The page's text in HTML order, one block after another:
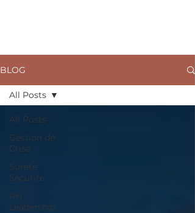
BLOG
All Posts
Gestion de
Crise
Sureté
Sécurité
RH
Leadership
All Posts